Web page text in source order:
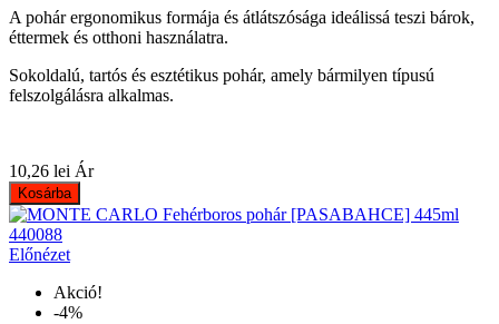
A pohár ergonomikus formája és átlátszósága ideálissá teszi bárok,
éttermek és otthoni használatra.
Sokoldalú, tartós és esztétikus pohár, amely bármilyen típusú
felszolgálásra alkalmas.
10,26 lei Ár
Kosárba
Előnézet
Akció!
-4%